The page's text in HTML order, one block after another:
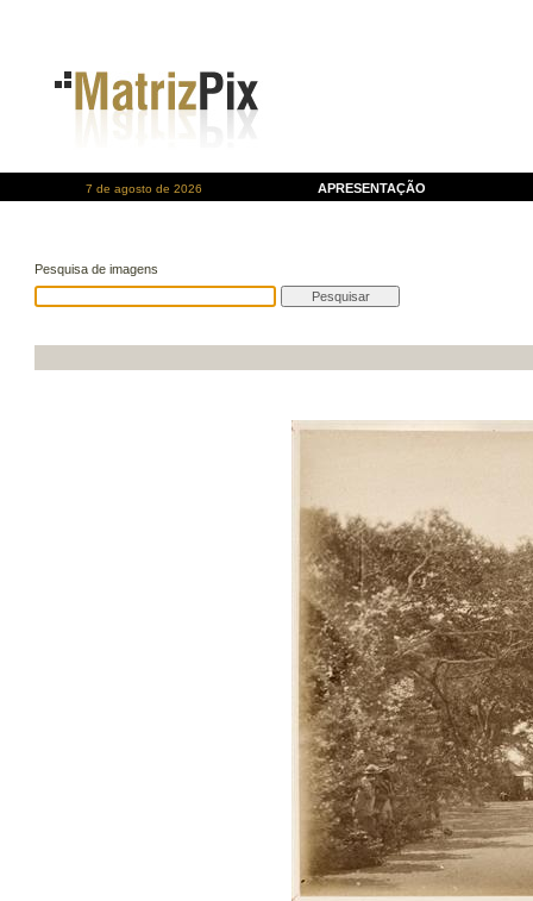
7 de agosto de 2026 APRESENTAÇÃO
Pesquisa de imagens